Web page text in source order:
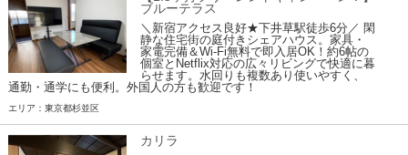
ブルーテラス
＼新宿アクセス良好★下井草駅徒歩6分／ 閑
静な住宅街の庭付きシェアハウス。家具・
家電完備＆Wi-Fi無料で即入居OK！約6帖の
個室とNetflix対応の広々リビングで快適に暮
らせます。水回りも複数あり使いやすく、
通勤・通学にも便利。外国人の方も歓迎です！
エリア：東京都杉並区
カリラ